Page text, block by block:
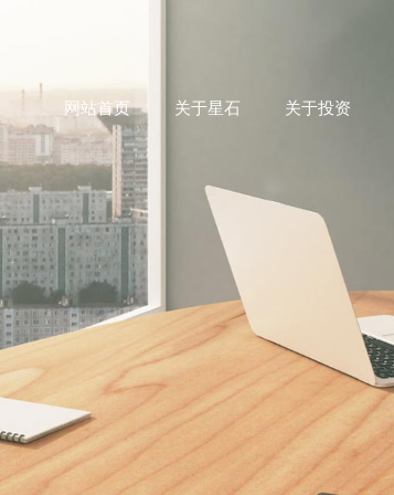
网站首页 关于星石 关于投资